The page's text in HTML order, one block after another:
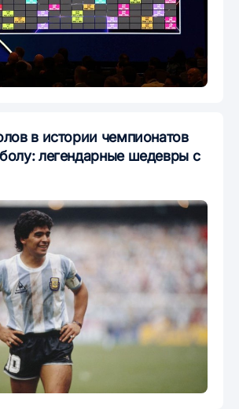
в истории чемпионатов
легендарные шедевры с